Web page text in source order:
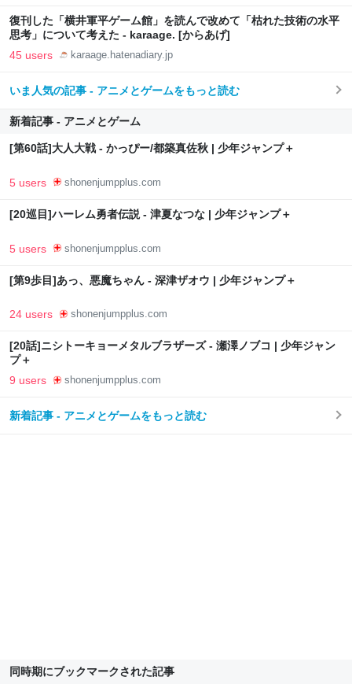
復刊した「横井軍平ゲーム館」を読んで改めて「枯れた技術の水平
思考」について考えた - karaage. [からあげ]
45 users karaage.hatenadiary.jp
いま人気の記事 - アニメとゲームをもっと読む
新着記事 - アニメとゲーム
[第60話]大人大戦 - かっぴー/都築真佐秋 | 少年ジャンプ＋
5 users shonenjumpplus.com
[20巡目]ハーレム勇者伝説 - 津夏なつな | 少年ジャンプ＋
5 users shonenjumpplus.com
[第9歩目]あっ、悪魔ちゃん - 深津ザオウ | 少年ジャンプ＋
24 users shonenjumpplus.com
[20話]ニシトーキョーメタルブラザーズ - 瀬澤ノブコ | 少年ジャン
プ＋
9 users shonenjumpplus.com
新着記事 - アニメとゲームをもっと読む
同時期にブックマークされた記事